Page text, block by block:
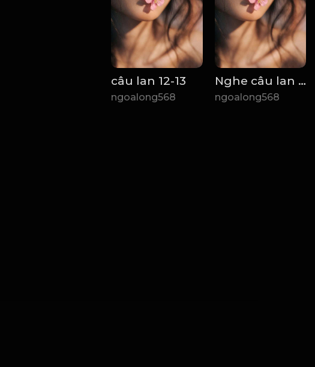
câu lan 12-13
ngoalong568
Nghe câu lan 16
ngoalong568